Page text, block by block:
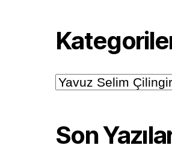
Kategoriler
Son